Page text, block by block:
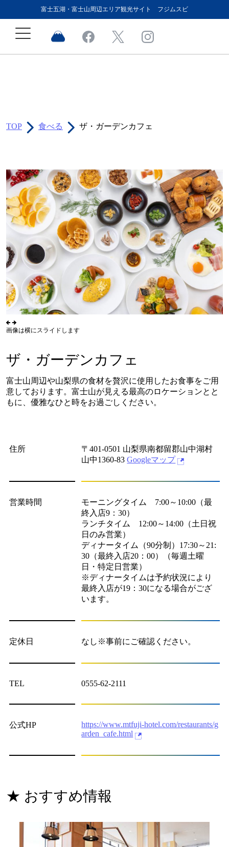
富士五湖・富士山周辺エリア観光サイト フジムスビ
TOP 食べる ザ・ガーデンカフェ
画像は横にスライドします
ザ・ガーデンカフェ
富士山周辺や山梨県の食材を贅沢に使用したお食事をご用
意しております。富士山が見える最高のロケーションとと
もに、優雅なひと時をお過ごしください。
住所
〒401-0501 山梨県南都留郡山中湖村
山中1360-83Googleマップ
営業時間
モーニングタイム 7:00～10:00（最
終入店9：30）
ランチタイム 12:00～14:00（土日祝
日のみ営業）
ディナータイム（90分制）17:30～21:
30（最終入店20：00）（毎週土曜
日・特定日営業）
※ディナータイムは予約状況により
最終入店が19：30になる場合がござ
います。
定休日 なし※事前にご確認ください。
TEL 0555-62-2111
公式HP
https://www.mtfuji-hotel.com/restaurants/g
arden_cafe.html
★ おすすめ情報